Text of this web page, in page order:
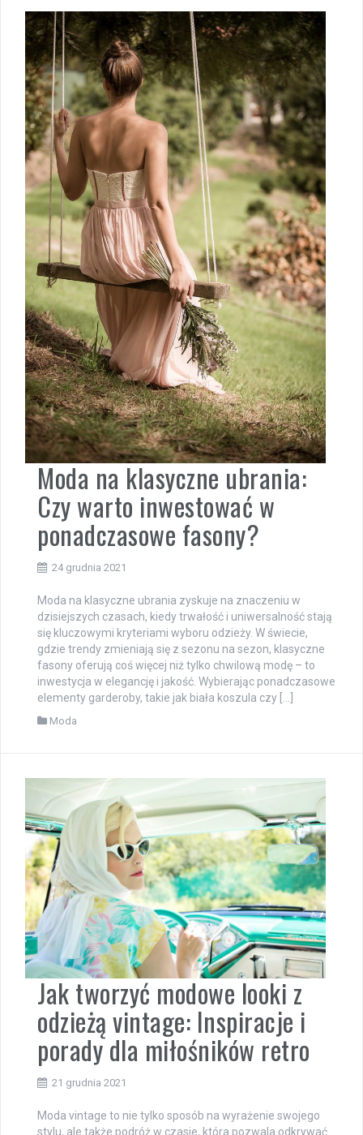
Moda na klasyczne ubrania:
Czy warto inwestować w
ponadczasowe fasony?
24 grudnia 2021
Moda na klasyczne ubrania zyskuje na znaczeniu w
dzisiejszych czasach, kiedy trwałość i uniwersalność stają
się kluczowymi kryteriami wyboru odzieży. W świecie,
gdzie trendy zmieniają się z sezonu na sezon, klasyczne
fasony oferują coś więcej niż tylko chwilową modę – to
inwestycja w elegancję i jakość. Wybierając ponadczasowe
elementy garderoby, takie jak biała koszula czy […]
Moda
Jak tworzyć modowe looki z
odzieżą vintage: Inspiracje i
porady dla miłośników retro
21 grudnia 2021
Moda vintage to nie tylko sposób na wyrażenie swojego
stylu, ale także podróż w czasie, która pozwala odkrywać